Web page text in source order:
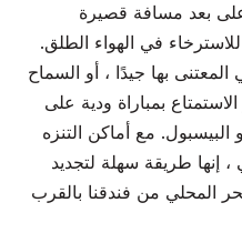
ساحرة 17فدان على بعد مسافة قصيرة
في الهواء الطلق.
بها جيدًا ، أو السماح
بمباراة ودية على
البيسبول. مع أماكن التنزه
، إنها طريقة سهلة لتجديد
المحلي من فندقنا بالقرب